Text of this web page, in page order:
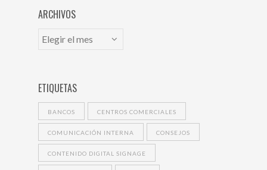
ARCHIVOS
ETIQUETAS
BANCOS CENTROS COMERCIALES
COMUNICACIÓN INTERNA CONSEJOS
CONTENIDO DIGITAL SIGNAGE